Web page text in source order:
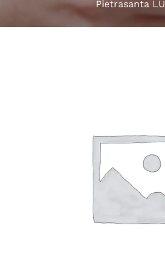
Pietrasanta LU